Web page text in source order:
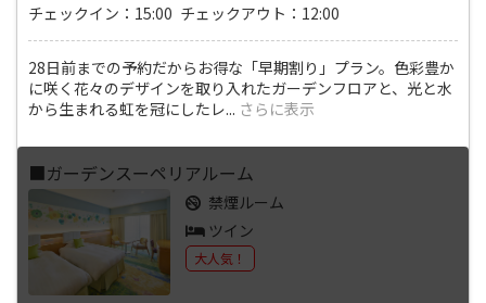
チェックイン：15:00 チェックアウト：12:00
28日前までの予約だからお得な「早期割り」プラン。色彩豊か
に咲く花々のデザインを取り入れたガーデンフロアと、光と水
から生まれる虹を冠にしたレ... さらに表示
■ガーデンスーペリアルーム
禁煙ルーム
ツイン
大人気！